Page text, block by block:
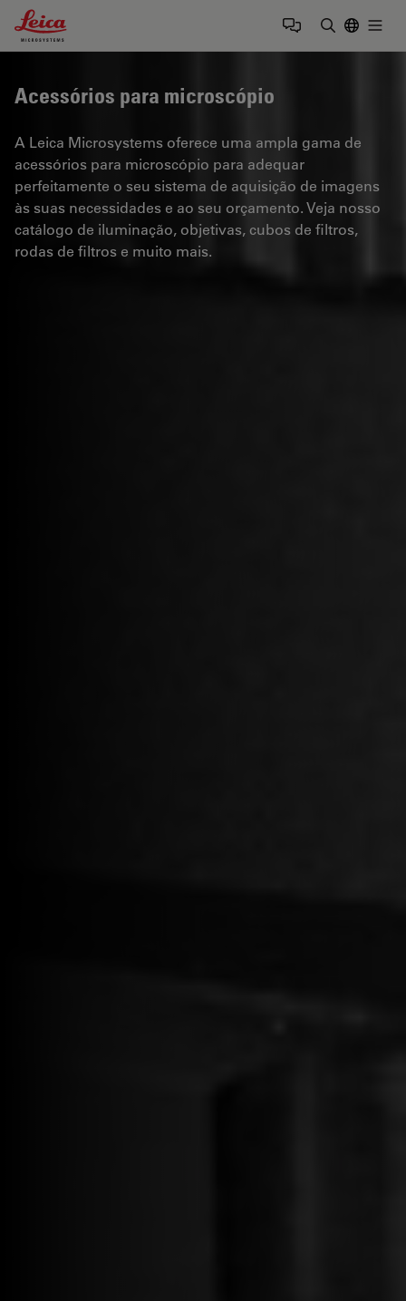
Leica Microsystems Logo
Acessórios para microscópio
A Leica Microsystems oferece uma ampla gama de
acessórios para microscópio para adequar
perfeitamente o seu sistema de aquisição de imagens
às suas necessidades e ao seu orçamento. Veja nosso
catálogo de iluminação, objetivas, cubos de filtros,
rodas de filtros e muito mais.